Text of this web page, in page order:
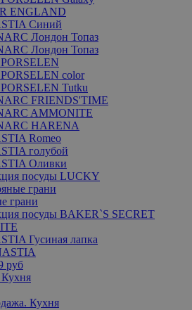
ENGLAND
Синий
Лондон Топаз
Лондон Топаз
color
Tutku
FRIENDS'TIME
AMMONITE
HARENA
Romeo
голубой
Оливки
посуды LUCKY
грани
грани
посуды BAKER`S SECRET
Гусиная лапка
руб
Кухня